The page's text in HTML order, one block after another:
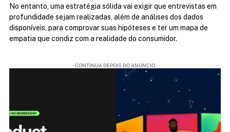
No entanto, uma estratégia sólida vai exigir que entrevistas em
profundidade sejam realizadas, além de análises dos dados
disponíveis, para comprovar suas hipóteses e ter um mapa de
empatia que condiz com a realidade do consumidor.
CONTINUA DEPOIS DO ANÚNCIO